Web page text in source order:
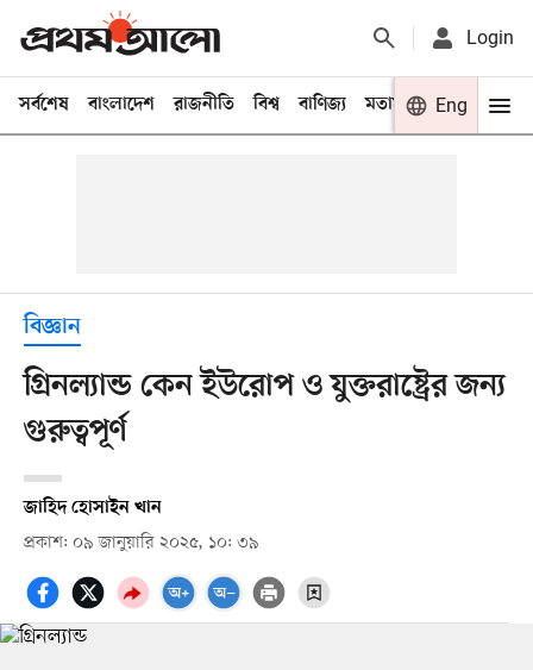
Login
সর্বশেষ বাংলাদেশ রাজনীতি বিশ্ব বাণিজ্য মতামত খেলা
Eng
বিজ্ঞান
গ্রিনল্যান্ড কেন ইউরোপ ও যুক্তরাষ্ট্রের জন্য
গুরুত্বপূর্ণ
জাহিদ হোসাইন খান
প্রকাশ: ০৯ জানুয়ারি ২০২৫, ১০: ৩৯